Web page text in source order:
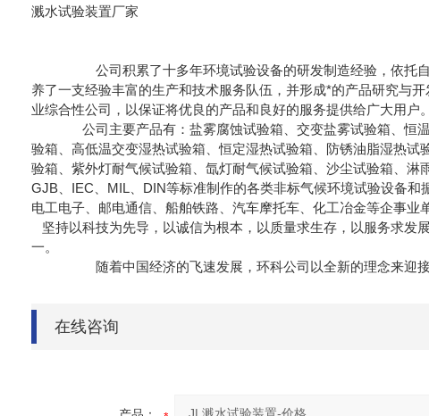
溅水试验装置厂家
公司积累了十多年环境试验设备的研发制造经验，依托自身
养了一支经验丰富的生产和技术服务队伍，并形成*的产品研究与
业综合性公司，以保证将优良的产品和良好的服务提供给广大用户。
公司主要产品有：盐雾腐蚀试验箱、交变盐雾试验箱、恒温
验箱、高低温交变湿热试验箱、恒定湿热试验箱、防锈油脂湿热
验箱、紫外灯耐气候试验箱、氙灯耐气候试验箱、沙尘试验箱、淋
GJB、IEC、MIL、DIN等标准制作的各类非标气候环境试验设备和
电工电子、邮电通信、船舶铁路、汽车摩托车、化工冶金等企事业
坚持以科技为先导，以诚信为根本，以质量求生存，以服务求发
一。
随着中国经济的飞速发展，环科公司以全新的理念来迎接新
在线咨询